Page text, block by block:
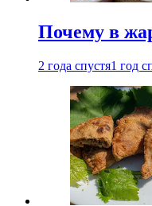
Почему в
2 года спустя1 год